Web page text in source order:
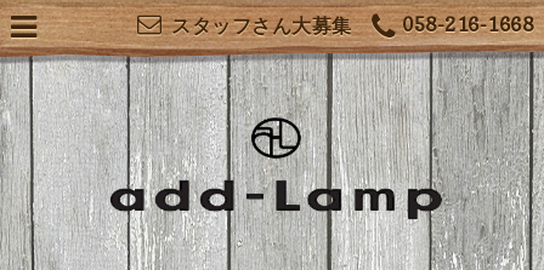
058-216-1668
スタッフさん大募集